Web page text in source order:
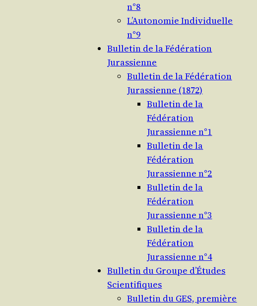
n°8
L’Autonomie Individuelle
n°9
Bulletin de la Fédération
Jurassienne
Bulletin de la Fédération
Jurassienne (1872)
Bulletin de la
Fédération
Jurassienne n°1
Bulletin de la
Fédération
Jurassienne n°2
Bulletin de la
Fédération
Jurassienne n°3
Bulletin de la
Fédération
Jurassienne n°4
Bulletin du Groupe d’Études
Scientifiques
Bulletin du GES, première